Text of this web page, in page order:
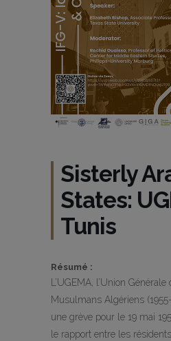
Sisterly
States:
Tunis
Résumé :
L’UGEMA, l’Union
Musulmans Algériens
une grève pour le 19 mai
le rapport entre les